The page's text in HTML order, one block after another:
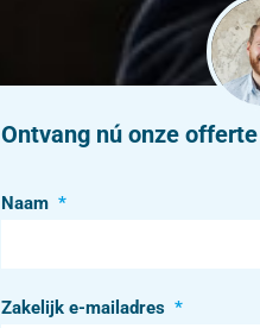
Ontvang nú onze offerte
Naam *
Zakelijk e-mailadres *